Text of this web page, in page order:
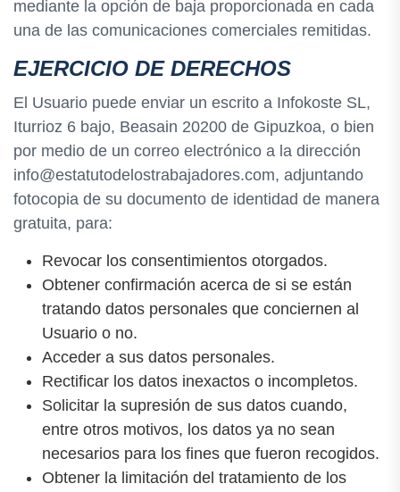
mediante la opción de baja proporcionada en cada
una de las comunicaciones comerciales remitidas.
EJERCICIO DE DERECHOS
El Usuario puede enviar un escrito a Infokoste SL,
Iturrioz 6 bajo, Beasain 20200 de Gipuzkoa, o bien
por medio de un correo electrónico a la dirección
info@estatutodelostrabajadores.com, adjuntando
fotocopia de su documento de identidad de manera
gratuita, para:
Revocar los consentimientos otorgados.
Obtener confirmación acerca de si se están
tratando datos personales que conciernen al
Usuario o no.
Acceder a sus datos personales.
Rectificar los datos inexactos o incompletos.
Solicitar la supresión de sus datos cuando,
entre otros motivos, los datos ya no sean
necesarios para los fines que fueron recogidos.
Obtener la limitación del tratamiento de los